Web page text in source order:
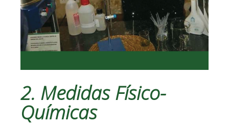
2. Medidas Físico-
Químicas